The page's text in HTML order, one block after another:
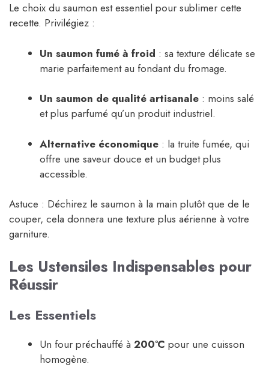
Le choix du saumon est essentiel pour sublimer cette
recette. Privilégiez :
Un saumon fumé à froid : sa texture délicate se
marie parfaitement au fondant du fromage.
Un saumon de qualité artisanale : moins salé
et plus parfumé qu’un produit industriel.
Alternative économique : la truite fumée, qui
offre une saveur douce et un budget plus
accessible.
Astuce : Déchirez le saumon à la main plutôt que de le
couper, cela donnera une texture plus aérienne à votre
garniture.
Les Ustensiles Indispensables pour
Réussir
Les Essentiels
Un four préchauffé à 200°C pour une cuisson
homogène.